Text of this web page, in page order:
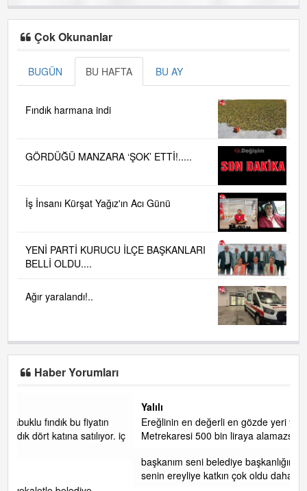
Çok Okunanlar
BUGÜN BU HAFTA BU AY
Fındık harmana indi
GÖRDÜĞÜ MANZARA ‘ŞOK’ ETTİ!.....
İş İnsanı Kürşat Yağız'ın Acı Günü
YENİ PARTİ KURUCU İLÇE BAŞKANLARI
BELLİ OLDU....
Ağır yaralandı!..
Haber Yorumları
Ereğlinin en değerli en gözde yeri yalı caddesi ve çevresidir.
Metrekaresi 500 bin liraya alamazsın.
başkanım seni belediye başkanlığında da görmek isteriz
senin ereyliye katkın çok oldu daha da olacaktır